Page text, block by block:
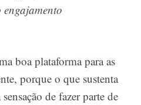
boa plataforma para as
porque o que sustenta
de fazer parte de